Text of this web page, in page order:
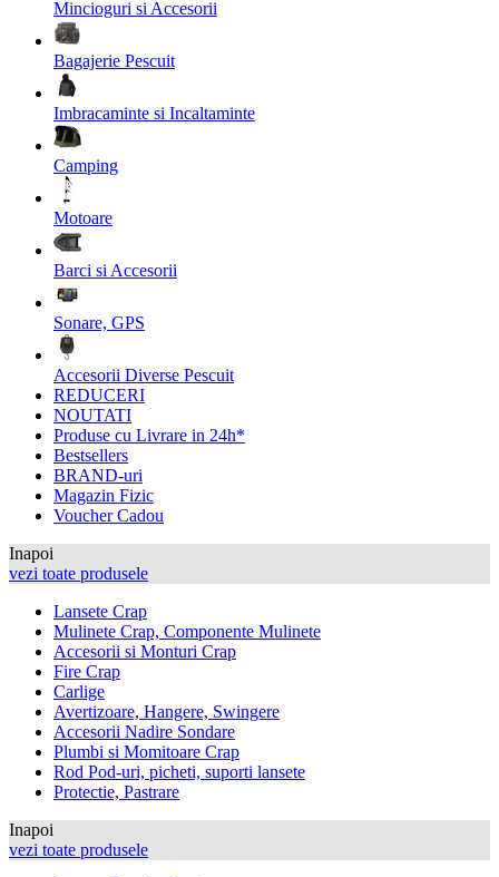
Mincioguri si Accesorii
Bagajerie Pescuit
Imbracaminte si Incaltaminte
Camping
Motoare
Barci si Accesorii
Sonare, GPS
Accesorii Diverse Pescuit
REDUCERI
NOUTATI
Produse cu Livrare in 24h*
Bestsellers
BRAND-uri
Magazin Fizic
Voucher Cadou
Inapoi
vezi toate produsele
Lansete Crap
Mulinete Crap, Componente Mulinete
Accesorii si Monturi Crap
Fire Crap
Carlige
Avertizoare, Hangere, Swingere
Accesorii Nadire Sondare
Plumbi si Momitoare Crap
Rod Pod-uri, picheti, suporti lansete
Protectie, Pastrare
Inapoi
vezi toate produsele